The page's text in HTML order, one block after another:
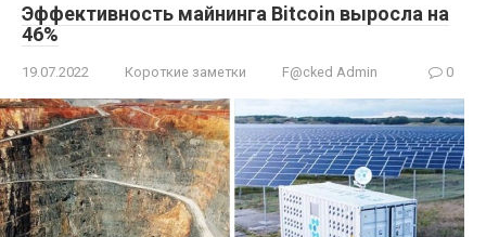
Эффективность майнинга Bitcoin выросла на
46%
19.07.2022 Короткие заметки F@cked Admin 0